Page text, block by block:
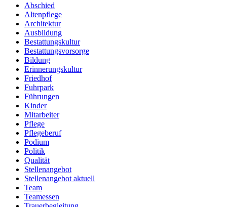
Abschied
Altenpflege
Architektur
Ausbildung
Bestattungskultur
Bestattungsvorsorge
Bildung
Erinnerungskultur
Friedhof
Fuhrpark
Führungen
Kinder
Mitarbeiter
Pflege
Pflegeberuf
Podium
Politik
Qualität
Stellenangebot
Stellenangebot aktuell
Team
Teamessen